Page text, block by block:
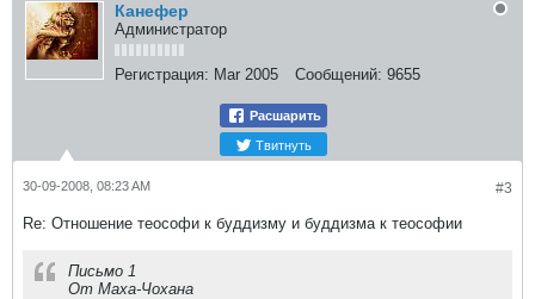
Канефер
Администратор
Регистрация: Mar 2005 Сообщений: 9655
Расшарить
Твитнуть
#3
30-09-2008, 08:23 AM
Re: Отношение теософи к буддизму и буддизма к теософии
Письмо 1
От Маха-Чохана